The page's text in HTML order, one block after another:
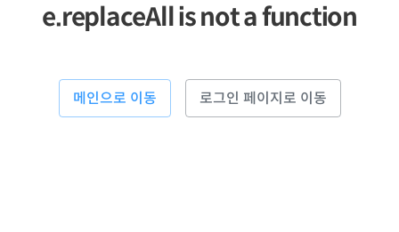
e.replaceAll is not a function
메인으로 이동 로그인 페이지로 이동